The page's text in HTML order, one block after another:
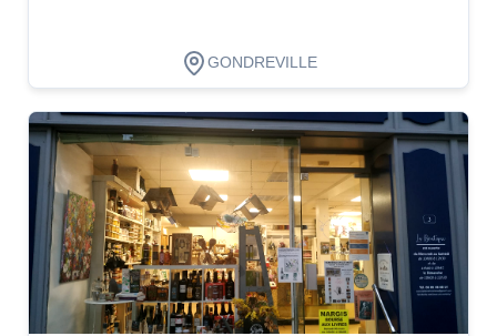
GONDREVILLE
Dégustation